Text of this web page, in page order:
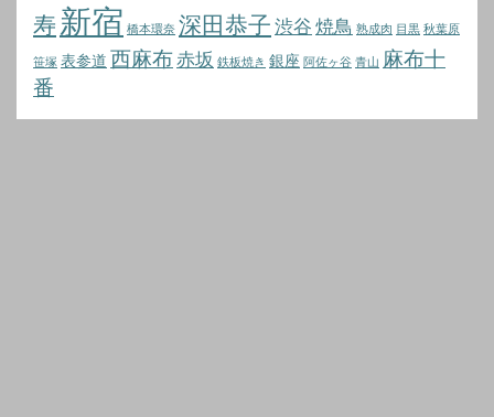
寿 新宿 橋本環奈 深田恭子 渋谷 焼鳥 熟成肉 目黒 秋葉原
笹塚 表参道 西麻布赤坂 鉄板焼き 銀座 阿佐ヶ谷 青山 麻布十
番